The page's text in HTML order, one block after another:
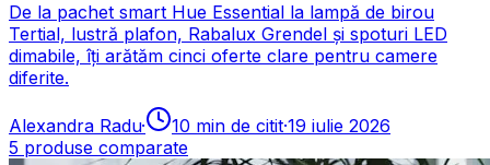
De la pachet smart Hue Essential la lampă de birou
Tertial, lustră plafon, Rabalux Grendel și spoturi LED
dimabile, îți arătăm cinci oferte clare pentru camere
diferite.
Alexandra Radu· 10 min de citit·19 iulie 2026
5 produse comparate